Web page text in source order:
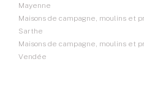
Mayenne
Maisons de campagne, moulins et
Sarthe
Maisons de campagne, moulins et
Vendée